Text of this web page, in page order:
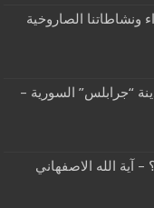
ونشاطاتنا الصاروخية
“جرابلس” السورية –
– آية الله الاصفهاني